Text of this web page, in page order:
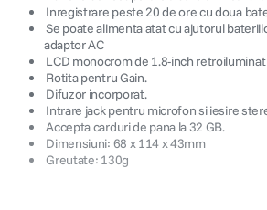
 Inregistrare peste 20 de ore cu doua
 Se poate alimenta atat cu ajutorul
adaptor AC
 LCD monocrom de 1.8-inch
 Rotita pentru Gain.
 Difuzor incorporat.
 Intrare jack pentru microfon si iesire
 Accepta carduri de pana la 32 GB.
 Dimensiuni: 68 x 114 x 43mm
 Greutate: 130g